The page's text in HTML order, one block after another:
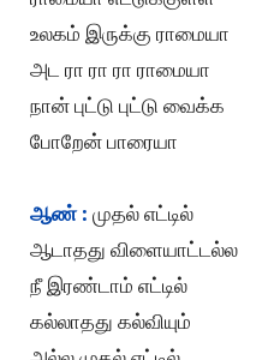
உலகம் இருக்கு ராமையா
அட ரா ரா ரா ராமையா
நான் புட்டு புட்டு வைக்க
போறேன் பாரையா
ஆண் : முதல் எட்டில்
ஆடாதது விளையாட்டல்ல
நீ இரண்டாம் எட்டில்
கல்லாதது கல்வியும்